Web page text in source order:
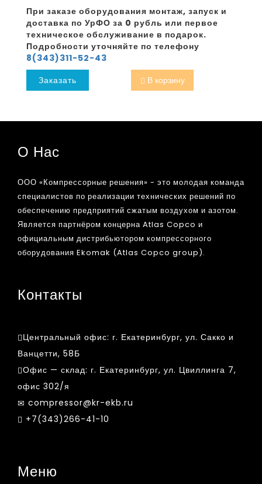
При заказе оборудования монтаж, запуск и
доставка по УрФО за 0 рубль или первое
техническое обслуживание в подарок.
Подробности уточняйте по телефону
8(343)311-52-43
Заказать
В корзину
О Нас
ООО «Компрессорные решения» - это молодая команда
специалистов по реализации технических решений по
обеспечению предприятий сжатым воздухом и азотом.
Является партнёром концерна Atlas Copco и
официальным дистрибьютором компрессорного
оборудования Ekomak (Atlas Copco group).
Контакты
Центральный офис: г. Екатеринбург, ул. Сакко и
Ванцетти, 58Б
Офис — склад: г. Екатеринбург, ул. Цвиллинга 7,
офис 302/я
compressor@kr-ekb.ru
+7(343)266-41-10
Меню